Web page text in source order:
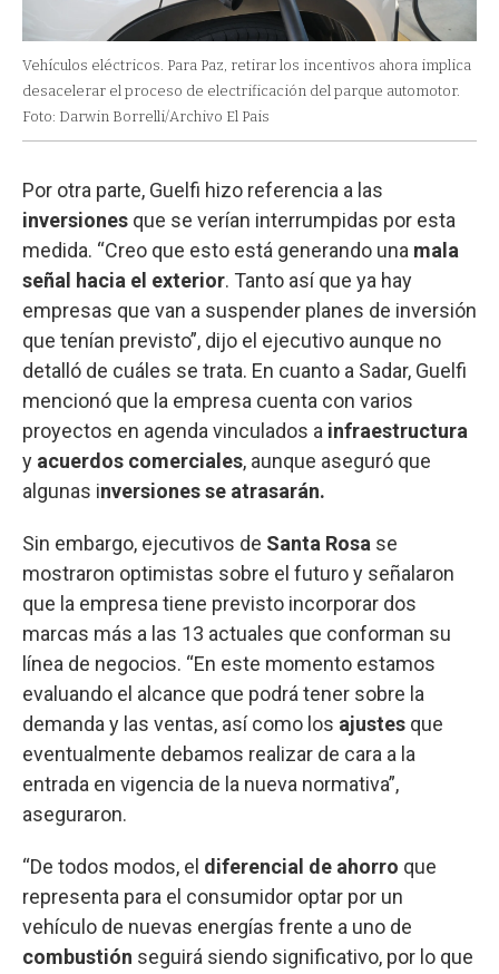
Vehículos eléctricos. Para Paz, retirar los incentivos ahora implica
desacelerar el proceso de electrificación del parque automotor.
Foto: Darwin Borrelli/Archivo El Pais
Por otra parte, Guelfi hizo referencia a las
inversiones que se verían interrumpidas por esta
medida. “Creo que esto está generando una mala
señal hacia el exterior. Tanto así que ya hay
empresas que van a suspender planes de inversión
que tenían previsto”, dijo el ejecutivo aunque no
detalló de cuáles se trata. En cuanto a Sadar, Guelfi
mencionó que la empresa cuenta con varios
proyectos en agenda vinculados a infraestructura
y acuerdos comerciales, aunque aseguró que
algunas inversiones se atrasarán.
Sin embargo, ejecutivos de Santa Rosa se
mostraron optimistas sobre el futuro y señalaron
que la empresa tiene previsto incorporar dos
marcas más a las 13 actuales que conforman su
línea de negocios. “En este momento estamos
evaluando el alcance que podrá tener sobre la
demanda y las ventas, así como los ajustes que
eventualmente debamos realizar de cara a la
entrada en vigencia de la nueva normativa”,
aseguraron.
“De todos modos, el diferencial de ahorro que
representa para el consumidor optar por un
vehículo de nuevas energías frente a uno de
combustión seguirá siendo significativo, por lo que